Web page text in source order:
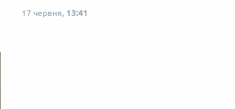
17 червня, 13:41